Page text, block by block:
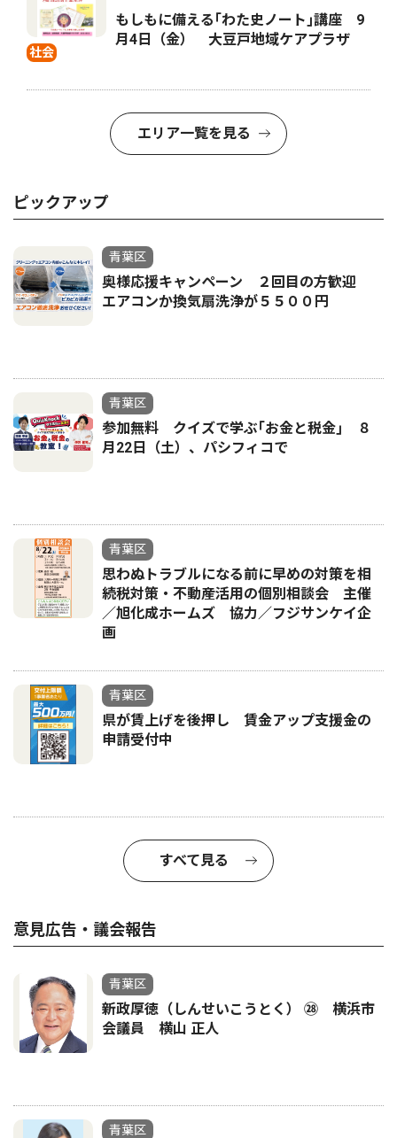
社会
もしもに備える｢わた史ノート｣講座 9
月4日（金） 大豆戸地域ケアプラザ
エリア一覧を見る
ピックアップ
青葉区
奥様応援キャンペーン ２回目の方歓迎
エアコンか換気扇洗浄が５５００円
青葉区
参加無料 クイズで学ぶ｢お金と税金｣ ８
月22日（土）、パシフィコで
青葉区
思わぬトラブルになる前に早めの対策を相
続税対策・不動産活用の個別相談会 主催
／旭化成ホームズ 協力／フジサンケイ企
画
青葉区
県が賃上げを後押し 賃金アップ支援金の
申請受付中
すべて見る
意見広告・議会報告
青葉区
新政厚徳（しんせいこうとく） ㉘ 横浜市
会議員 横山 正人
青葉区